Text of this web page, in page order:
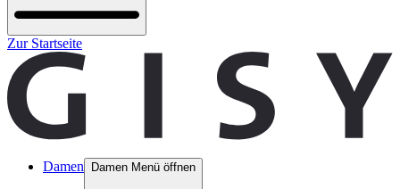
Zur Startseite
Damen Damen Menü öffnen